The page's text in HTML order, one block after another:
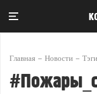
Главная Новости Тэги